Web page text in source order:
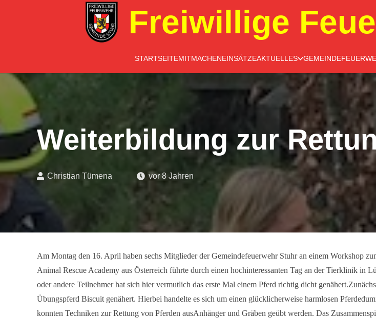
Freiwillige
STARTSEITEMITMACHENEINSÄTZEAKTUELLES
Weiterbildung zur
Christian Tümena vor 8 Jahren
Am Montag den 16. April haben sechs Mitglieder der Gemeindefeuerwehr Stuhr an einem Workshop
Animal Rescue Academy aus Österreich führte durch einen hochinteressanten Tag an der Tierklinik in
oder andere Teilnehmer hat sich hier vermutlich das erste Mal einem Pferd richtig dicht
Übungspferd Biscuit genähert. Hierbei handelte es sich um einen glücklicherweise harmlosen
konnten Techniken zur Rettung von Pferden ausAnhänger und Gräben geübt werden. Das